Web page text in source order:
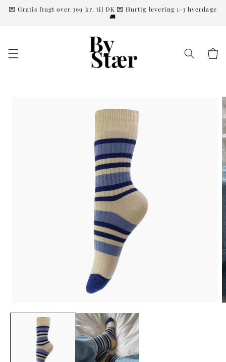
Gå til indhold
💌 Gratis fragt over 399 kr. til DK 💌 Hurtig levering 1-3 hverdage
🚚
kurv